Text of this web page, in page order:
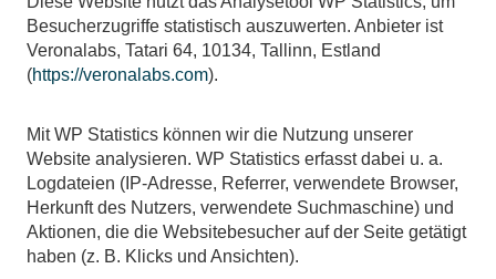
Besucherzugriffe statistisch auszuwerten. Anbieter ist
Veronalabs, Tatari 64, 10134, Tallinn, Estland
(https://veronalabs.com).
Mit WP Statistics können wir die Nutzung unserer
Website analysieren. WP Statistics erfasst dabei u. a.
Logdateien (IP-Adresse, Referrer, verwendete Browser,
Herkunft des Nutzers, verwendete Suchmaschine) und
Aktionen, die die Websitebesucher auf der Seite getätigt
haben (z. B. Klicks und Ansichten).